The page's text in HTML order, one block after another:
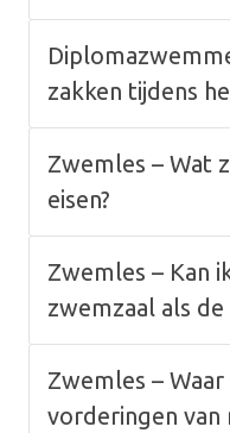
zakken tijdens
Zwemles – Wat
eisen?
Zwemles – Kan
zwemzaal als
Zwemles –
vorderingen van